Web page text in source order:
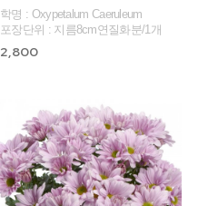
학명 : Oxypetalum Caeruleum
포장단위 : 지름8cm연질화분/1개
2,800